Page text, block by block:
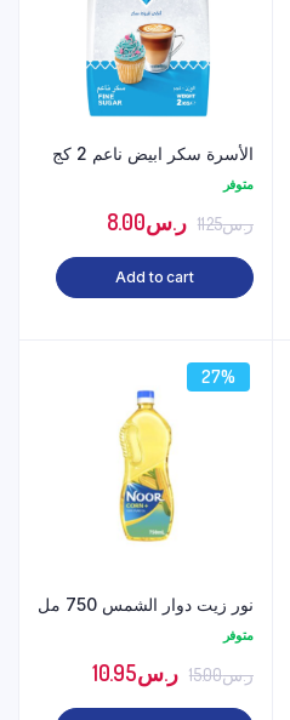
الأسرة سكر ابيض ناعم 2 كج
متوفر
ر.س11.25 ر.س8.00
Add to cart
27%
نور زيت دوار الشمس 750 مل
متوفر
ر.س15.00 ر.س10.95